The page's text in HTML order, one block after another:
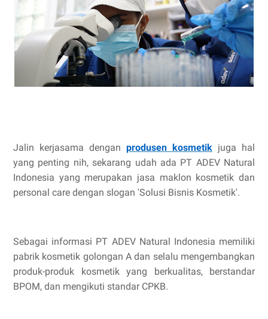
Jalin kerjasama dengan produsen kosmetik juga hal
yang penting nih, sekarang udah ada PT ADEV Natural
Indonesia yang merupakan jasa maklon kosmetik dan
personal care dengan slogan 'Solusi Bisnis Kosmetik'.
Sebagai informasi PT ADEV Natural Indonesia memiliki
pabrik kosmetik golongan A dan selalu mengembangkan
produk-produk kosmetik yang berkualitas, berstandar
BPOM, dan mengikuti standar CPKB.